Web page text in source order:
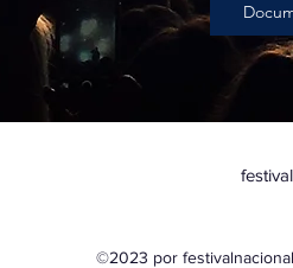
©2023 por